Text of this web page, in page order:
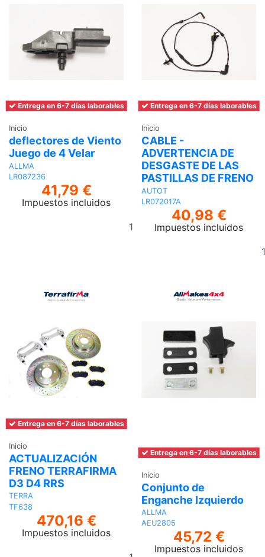
Entrega en 6-7 días laborables
Inicio
deflectores de Viento
Juego de 4 Velar
ALLMA
LR087236
41,79 €
Impuestos incluidos
Añadir
al
Entrega en 6-7 días laborables
Inicio
CABLE -
ADVERTENCIA DE
DESGASTE DE LAS
PASTILLAS DE FRENO
AUTOT
LR072017A
40,98 €
Impuestos incluidos
Entrega en 6-7 días laborables
Inicio
ACTUALIZACIÓN
FRENO TERRAFIRMA
D3 D4 RRS
TERRA
TF638
470,16 €
Impuestos incluidos
Añadir
Entrega en 6-7 días laborables
Inicio
Conjunto de
Enganche Izquierdo
ALLMA
AEU2805
45,72 €
Impuestos incluidos